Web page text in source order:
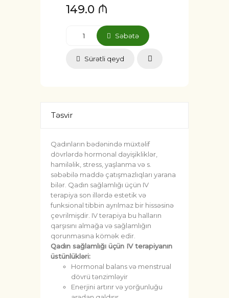
149.0 ₼
Səbətə
Sürətli qeyd
Təsvir
Qadınların bədənində müxtəlif
dövrlərdə hormonal dəyişikliklər,
hamiləlik, stress, yaşlanma və s.
səbəbilə maddə çatışmazlıqları yarana
bilər. Qadın sağlamlığı üçün IV
terapiya son illərdə estetik və
funksional tibbin ayrılmaz bir hissəsinə
çevrilmişdir. IV terapiya bu halların
qarşısını almağa və sağlamlığın
qorunmasına kömək edir.
Qadın sağlamlığı üçün IV terapiyanın
üstünlükləri:
Hormonal balans və menstrual
dövrü tənzimləyir
Enerjini artırır və yorğunluğu